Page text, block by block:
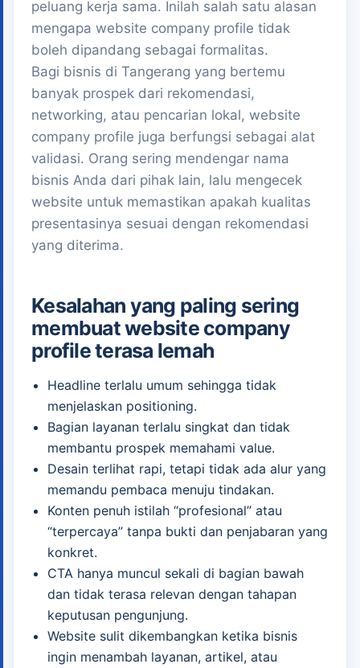
peluang kerja sama. Inilah salah satu alasan
mengapa website company profile tidak
boleh dipandang sebagai formalitas.
Bagi bisnis di Tangerang yang bertemu
banyak prospek dari rekomendasi,
networking, atau pencarian lokal, website
company profile juga berfungsi sebagai alat
validasi. Orang sering mendengar nama
bisnis Anda dari pihak lain, lalu mengecek
website untuk memastikan apakah kualitas
presentasinya sesuai dengan rekomendasi
yang diterima.
Kesalahan yang paling sering
membuat website company
profile terasa lemah
Headline terlalu umum sehingga tidak
menjelaskan positioning.
Bagian layanan terlalu singkat dan tidak
membantu prospek memahami value.
Desain terlihat rapi, tetapi tidak ada alur yang
memandu pembaca menuju tindakan.
Konten penuh istilah “profesional” atau
“terpercaya” tanpa bukti dan penjabaran yang
konkret.
CTA hanya muncul sekali di bagian bawah
dan tidak terasa relevan dengan tahapan
keputusan pengunjung.
Website sulit dikembangkan ketika bisnis
ingin menambah layanan, artikel, atau